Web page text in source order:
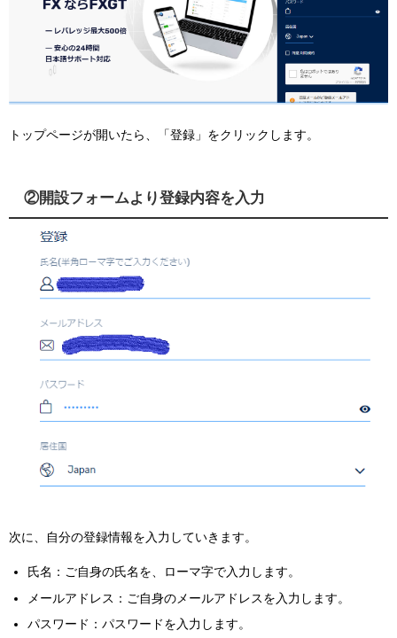
トップページが開いたら、「登録」をクリックします。
②開設フォームより登録内容を入力
次に、自分の登録情報を入力していきます。
氏名：ご自身の氏名を、ローマ字で入力します。
メールアドレス：ご自身のメールアドレスを入力します。
パスワード：パスワードを入力します。